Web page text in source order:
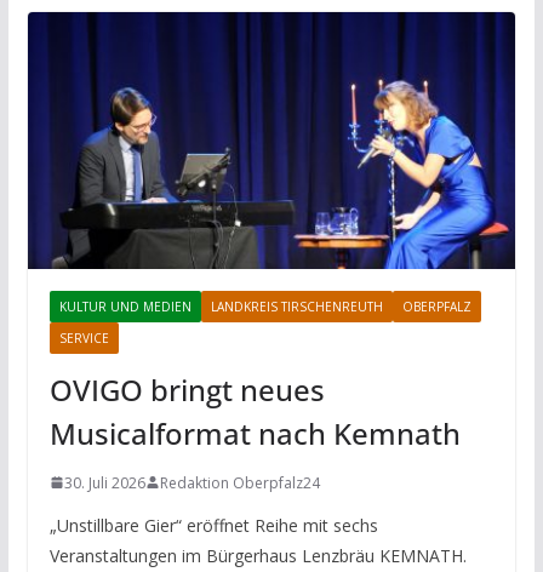
KULTUR UND MEDIEN LANDKREIS TIRSCHENREUTH
OBERPFALZ
SERVICE
OVIGO bringt neues
Musicalformat nach Kemnath
30. Juli 2026 Redaktion Oberpfalz24
„Unstillbare Gier“ eröffnet Reihe mit sechs
Veranstaltungen im Bürgerhaus Lenzbräu KEMNATH.